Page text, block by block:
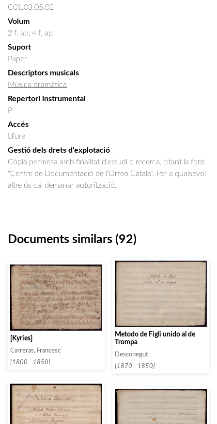
C01.03.05.02
Volum
2 f. ap, 4 f. ap
Suport
Paper
Descriptors musicals
Música dramàtica
Repertori instrumental
P
Accés
Lliure
Gestió dels drets d'explotació
Còpia permesa amb finalitat d'estudi o recerca, citant la font
"Centre de Documentació de l’Orfeó Català". Per a qualsevol
altre ús cal demanar autorització.
Documents similars (92)
[Kyries]
Carreras, Francesc
[1800 - 1850]
Metodo de Figli unido al de
Trompa
Desconegut
[1870 - 1850]